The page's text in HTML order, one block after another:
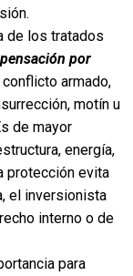
de los tratados
por
armado,
motín u
de mayor
energía,
protección evita
el inversionista
interno o de
para